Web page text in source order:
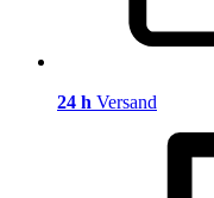
24 h Versand